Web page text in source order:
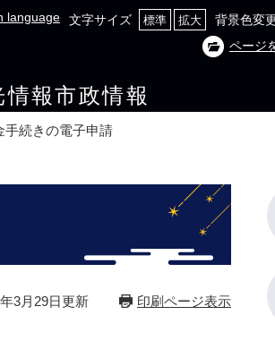
language 文字サイズ 標準 拡大 背景色変
ページ
情報市政情報
手続きの電子申請
3月29日更新 印刷ページ表示